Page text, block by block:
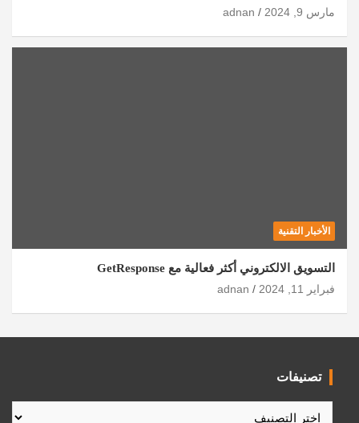
مارس 9, 2024
adnan
الأخبار التقنية
التسويق الالكتروني أكثر فعالية مع GetResponse
فبراير 11, 2024
adnan
تصنيفات
تصنيفات